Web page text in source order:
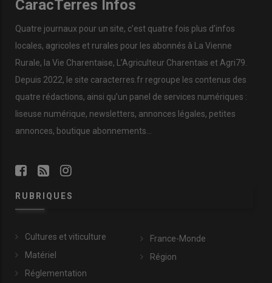
CaracTerres Infos
Quatre journaux pour un site, c’est quatre fois plus d’infos
locales, agricoles et rurales pour les abonnés à La Vienne
Rurale, la Vie Charentaise, L’Agriculteur Charentais et Agri79.
Depuis 2022, le site caracterres.fr regroupe les contenus des
quatre rédactions, ainsi qu’un panel de services numériques :
liseuse numérique, newsletters, annonces légales, petites
annonces, boutique abonnements…
RUBRIQUES
Cultures et viticulture
Matériel
Réglementation
France-Monde
Région